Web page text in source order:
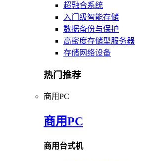
超融合系统
入门级智能存储
数据备份与保护
高密度存储型服务器
存储网络设备
热门推荐
商用PC
商用PC
商用台式机